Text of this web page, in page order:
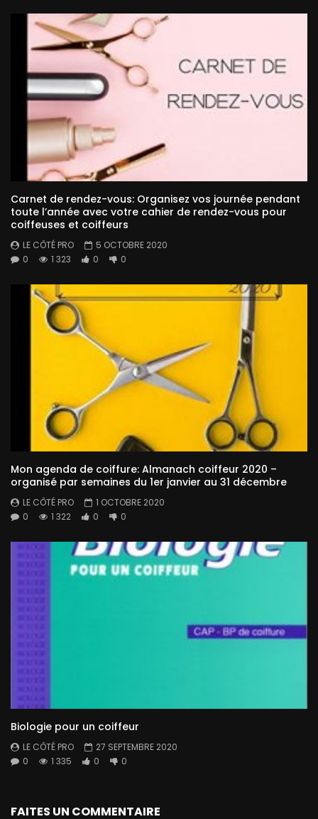
Carnet de rendez-vous: Organisez vos journée pendant
toute l’année avec votre cahier de rendez-vous pour
coiffeuses et coiffeurs
LE CÔTÉ PRO
5 OCTOBRE 2020
0
1 323 0 0
Mon agenda de coiffure: Almanach coiffeur 2020 –
organisé par semaines du 1er janvier au 31 décembre
LE CÔTÉ PRO
1 OCTOBRE 2020
0
1 322 0 0
Biologie pour un coiffeur
LE CÔTÉ PRO
27 SEPTEMBRE 2020
0
1 335 0 0
FAITES UN COMMENTAIRE